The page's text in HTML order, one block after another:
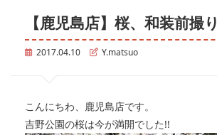
【鹿児島店】桜、和装前撮り
2017.04.10 Y.matsuo
こんにちわ、鹿児島店です。
吉野公園の桜は今が満開でした!!